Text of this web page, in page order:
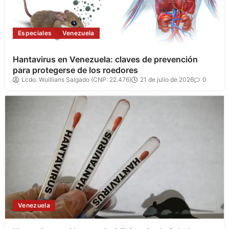
Especiales Venezuela
Hantavirus en Venezuela: claves de prevención
para protegerse de los roedores
Lcdo. Wuillians Salgado (CNP: 22.476) 21 de julio de 2026 0
Venezuela